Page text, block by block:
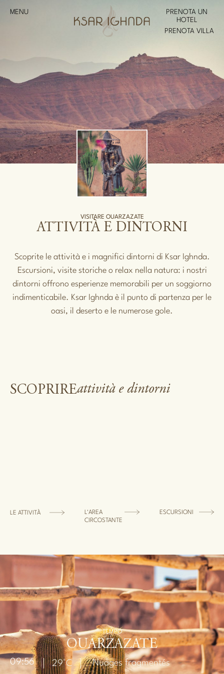
MENU
PRENOTA UN
HOTEL
PRENOTA VILLA
VISITARE OUARZAZATE
ATTIVITÀ E DINTORNI
Scoprite le attività e i magnifici dintorni di Ksar Ighnda.
Escursioni, visite storiche o relax nella natura: i nostri
dintorni offrono esperienze memorabili per un soggiorno
indimenticabile. Ksar Ighnda è il punto di partenza per le
oasi, il deserto e le numerose gole.
SCOPRIREattività e dintorni
LE ATTIVITÀ
L'AREA
CIRCOSTANTE
ESCURSIONI
TEMPO
OUARZAZATE
09:56 29°C Nuages fragmentés